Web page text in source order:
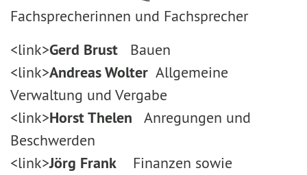
Fachsprecherinnen und Fachsprecher
<link>Gerd Brust Bauen
<link>Andreas Wolter Allgemeine
Verwaltung und Vergabe
<link>Horst Thelen Anregungen und
Beschwerden
<link>Jörg Frank Finanzen sowie